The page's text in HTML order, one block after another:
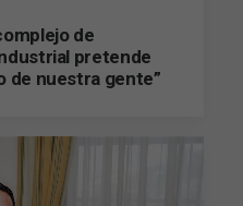
de
pretende
de nuestra gente”